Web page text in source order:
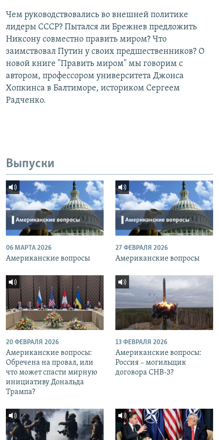
Чем руководствовались во внешней политике
лидеры СССР? Пытался ли Брежнев предложить
Никсону совместно править миром? Что
заимствовал Путин у своих предшественников? О
новой книге "Править миром" мы говорим с
автором, профессором университета Джонса
Хопкинса в Балтиморе, историком Сергеем
Радченко.
Выпуски
06 МАРТА 2026
Американские вопросы
27 ФЕВРАЛЯ 2026
Американские вопросы
20 ФЕВРАЛЯ 2026
Американские вопросы:
Обречена на провал, или
что может спасти мирную
инициативу Дональда
Трампа?
13 ФЕВРАЛЯ 2026
Американские вопросы:
Россия – могильщик
договора СНВ-3?